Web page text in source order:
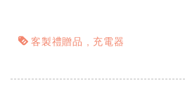
客製禮贈品 充電器